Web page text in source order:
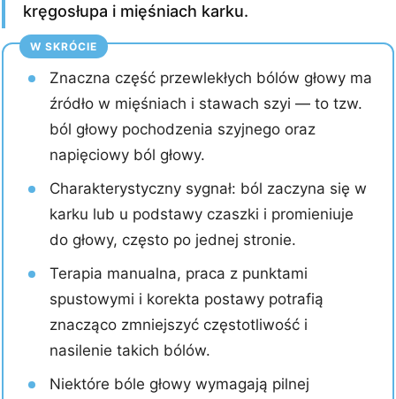
kręgosłupa i mięśniach karku.
W SKRÓCIE
Znaczna część przewlekłych bólów głowy ma
źródło w mięśniach i stawach szyi — to tzw.
ból głowy pochodzenia szyjnego oraz
napięciowy ból głowy.
Charakterystyczny sygnał: ból zaczyna się w
karku lub u podstawy czaszki i promieniuje
do głowy, często po jednej stronie.
Terapia manualna, praca z punktami
spustowymi i korekta postawy potrafią
znacząco zmniejszyć częstotliwość i
nasilenie takich bólów.
Niektóre bóle głowy wymagają pilnej